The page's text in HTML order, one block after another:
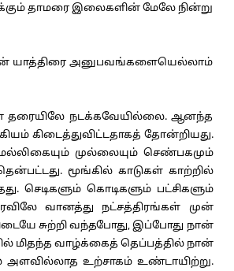
தாமரை இலைகளின் மேலே நின்று
யாத்திரை அனுபவங்களையெல்லாம்
தரையிலே நடக்கவேயில்லை. ஆனந்த
கிடைத்துவிட்டதாகத் தோன்றியது.
முல்லையும் செண்பகமும்
மூங்கில் காடுகள் காற்றில்
கொடிகளும் பட்சிகளும்
வானத்து நட்சத்திரங்கள் முன்
சுற்றி வந்தபோது, இப்போது நான்
மிதந்த வாழ்க்கைத் தெப்பத்தில் நான்
அளவில்லாத உற்சாகம் உண்டாயிற்று.